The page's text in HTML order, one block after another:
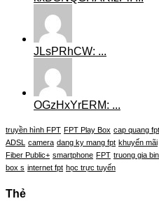
JLsPRhCW: ...
OGzHxYrERM: ...
truyền hình FPT FPT Play Box cap quang fpt
ADSL
camera dang ky mang fpt khuyến mãi
Fiber Public+ smartphone FPT truong gia
box s internet fpt học trực tuyến
Thẻ